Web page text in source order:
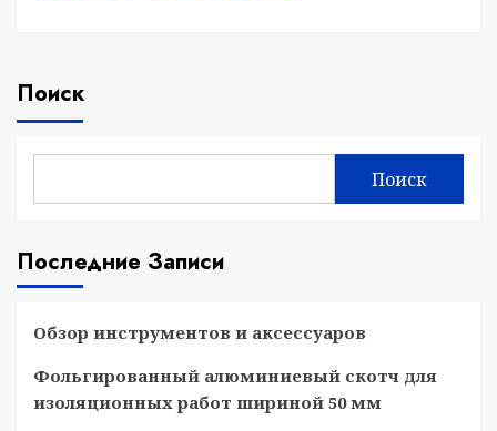
Поиск
Поиск
Последние Записи
Обзор инструментов и аксессуаров
Фольгированный алюминиевый скотч для
изоляционных работ шириной 50 мм